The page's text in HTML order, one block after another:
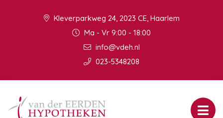
Kleverparkweg 24, 2023 CE, Haarlem
Ma - Vr 9:00 - 18:00
info@vdeh.nl
023-5348208